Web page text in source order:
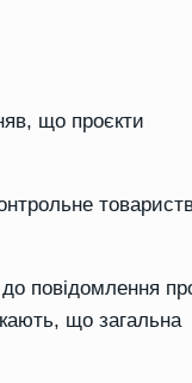
що проєкти
до повідомлення
що загальна